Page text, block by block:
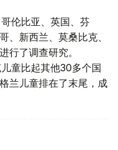
伦比亚、英国、芬
、新西兰、莫桑比克、
行了调查研究。
童比起其他30多个国
兰儿童排在了末尾，成